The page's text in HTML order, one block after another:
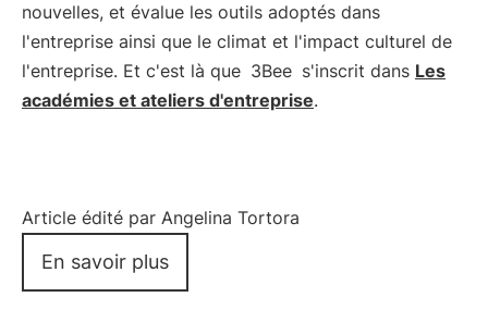
nouvelles, et évalue les outils adoptés dans
l'entreprise ainsi que le climat et l'impact culturel de
l'entreprise. Et c'est là que 3Bee s'inscrit dans Les
académies et ateliers d'entreprise.
Article édité par Angelina Tortora
En savoir plus